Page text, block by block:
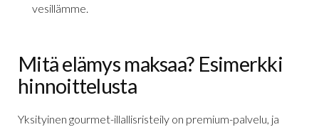
vesillämme.
Mitä elämys maksaa? Esimerkki
hinnoittelusta
Yksityinen gourmet-illallisristeily on premium-palvelu, ja